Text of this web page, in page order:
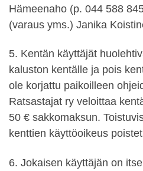
Hämeenaho (p. 044 588
(varaus yms.) Janika
5. Kentän käyttäjät
kaluston kentälle ja pois
ole korjattu paikoilleen
Ratsastajat ry veloittaa
50 € sakkomaksun.
kenttien käyttöoikeus
6. Jokaisen käyttäjän on